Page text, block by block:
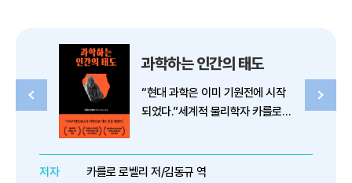
과학하는 인간의 태도
“현대 과학은 이미 기원전에 시작
되었다.”세계적 물리학자 카를로
***** 〈타임스〉 〈가디언〉 〈커커스
저자
카를로 로벨리 저/김동규 역